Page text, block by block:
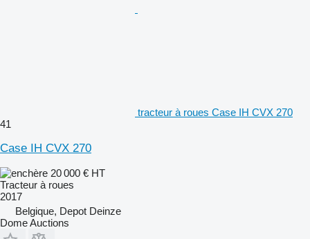
tracteur à roues Case IH CVX 270
41
Case IH CVX 270
20 000 € HT
Tracteur à roues
2017
Belgique, Depot Deinze
Dome Auctions